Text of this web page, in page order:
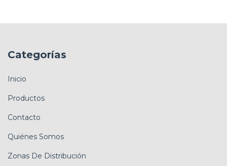
Categorías
Inicio
Productos
Contacto
Quiénes Somos
Zonas De Distribución